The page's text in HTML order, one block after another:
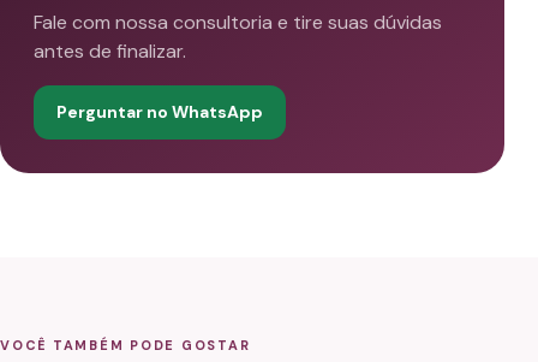
Fale com nossa consultoria e tire suas dúvidas
antes de finalizar.
Perguntar no WhatsApp
VOCÊ TAMBÉM PODE GOSTAR